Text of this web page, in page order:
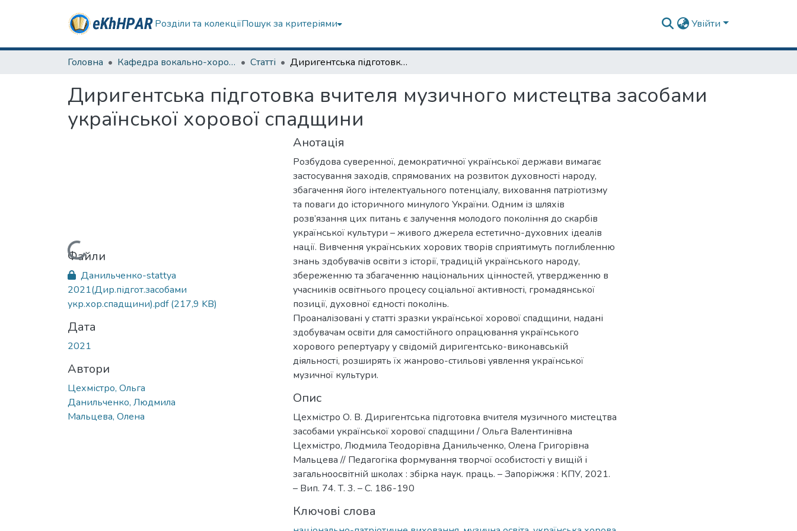
Розділи та колекціїПошук за критеріями Увійти
Головна Кафедра вокально-хорової підготовки вчителя Статті Диригентська підготовка вчителя музичного мистецтва засобами української хорової спадщини
Диригентська підготовка вчителя музичного мистецтва засобами
української хорової спадщини
Вантажиться...
Файли
Данильченко-stattya
2021(Дир.підгот.засобами
укр.хор.спадщини).pdf(217,9 KB)
Дата
2021
Автори
Цехмістро, Ольга
Данильченко, Людмила
Мальцева, Олена
Анотація
Розбудова суверенної, демократичної української держави вимагає
застосування заходів, спрямованих на розвиток духовності народу,
збагачення його інтелектуального потенціалу, виховання патріотизму
та поваги до історичного минулого України. Одним із шляхів
розв’язання цих питань є залучення молодого покоління до скарбів
української культури – живого джерела естетично-духовних ідеалів
нації. Вивчення українських хорових творів сприятимуть поглибленню
знань здобувачів освіти з історії, традицій українського народу,
збереженню та збагаченню національних цінностей, утвердженню в
учасників освітнього процесу соціальної активності, громадянської
позиції, духовної єдності поколінь.
Проаналізовані у статті зразки української хорової спадщини, надані
здобувачам освіти для самостійного опрацювання українського
хорового репертуару у свідомій диригентсько-виконавській
діяльності, розширять їх жанрово-стильові уявлення української
музичної культури.
Опис
Цехмістро О. В. Диригентська підготовка вчителя музичного мистецтва
засобами української хорової спадщини / Ольга Валентинівна
Цехмістро, Людмила Теодорівна Данильченко, Олена Григорівна
Мальцева // Педагогіка формування творчої особистості у вищій і
загальноосвітній школах : збірка наук. праць. – Запоріжжя : КПУ, 2021.
– Вип. 74. Т. 3. – С. 186-190
Ключові слова